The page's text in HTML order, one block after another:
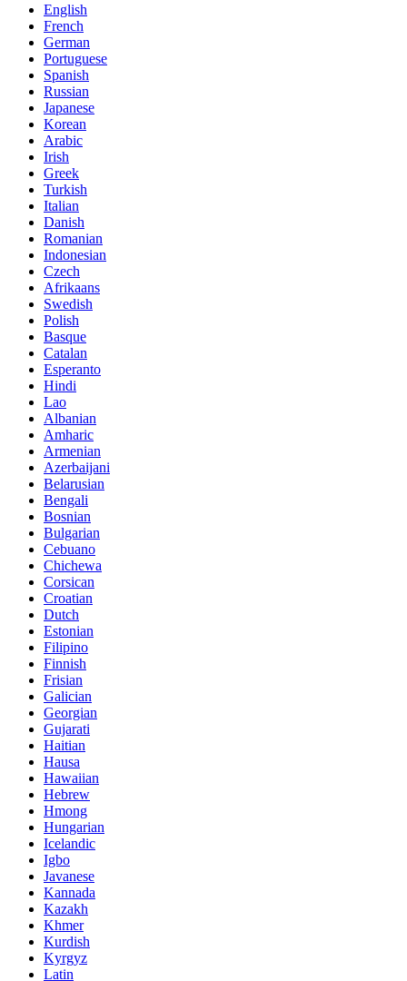
English
French
German
Portuguese
Spanish
Russian
Japanese
Korean
Arabic
Irish
Greek
Turkish
Italian
Danish
Romanian
Indonesian
Czech
Afrikaans
Swedish
Polish
Basque
Catalan
Esperanto
Hindi
Lao
Albanian
Amharic
Armenian
Azerbaijani
Belarusian
Bengali
Bosnian
Bulgarian
Cebuano
Chichewa
Corsican
Croatian
Dutch
Estonian
Filipino
Finnish
Frisian
Galician
Georgian
Gujarati
Haitian
Hausa
Hawaiian
Hebrew
Hmong
Hungarian
Icelandic
Igbo
Javanese
Kannada
Kazakh
Khmer
Kurdish
Kyrgyz
Latin